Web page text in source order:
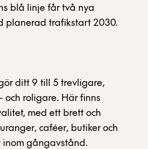
blå linje får två nya
planerad trafikstart 2030.
ditt 9 till 5 trevligare,
och roligare. Här finns
med ett brett och
caféer, butiker och
gångavstånd.